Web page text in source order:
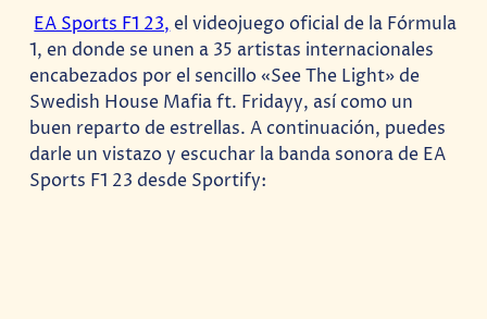
EA Sports F1 23, el videojuego oficial de la Fórmula
1, en donde se unen a 35 artistas internacionales
encabezados por el sencillo «See The Light» de
Swedish House Mafia ft. Fridayy, así como un
buen reparto de estrellas. A continuación, puedes
darle un vistazo y escuchar la banda sonora de EA
Sports F1 23 desde Sportify: